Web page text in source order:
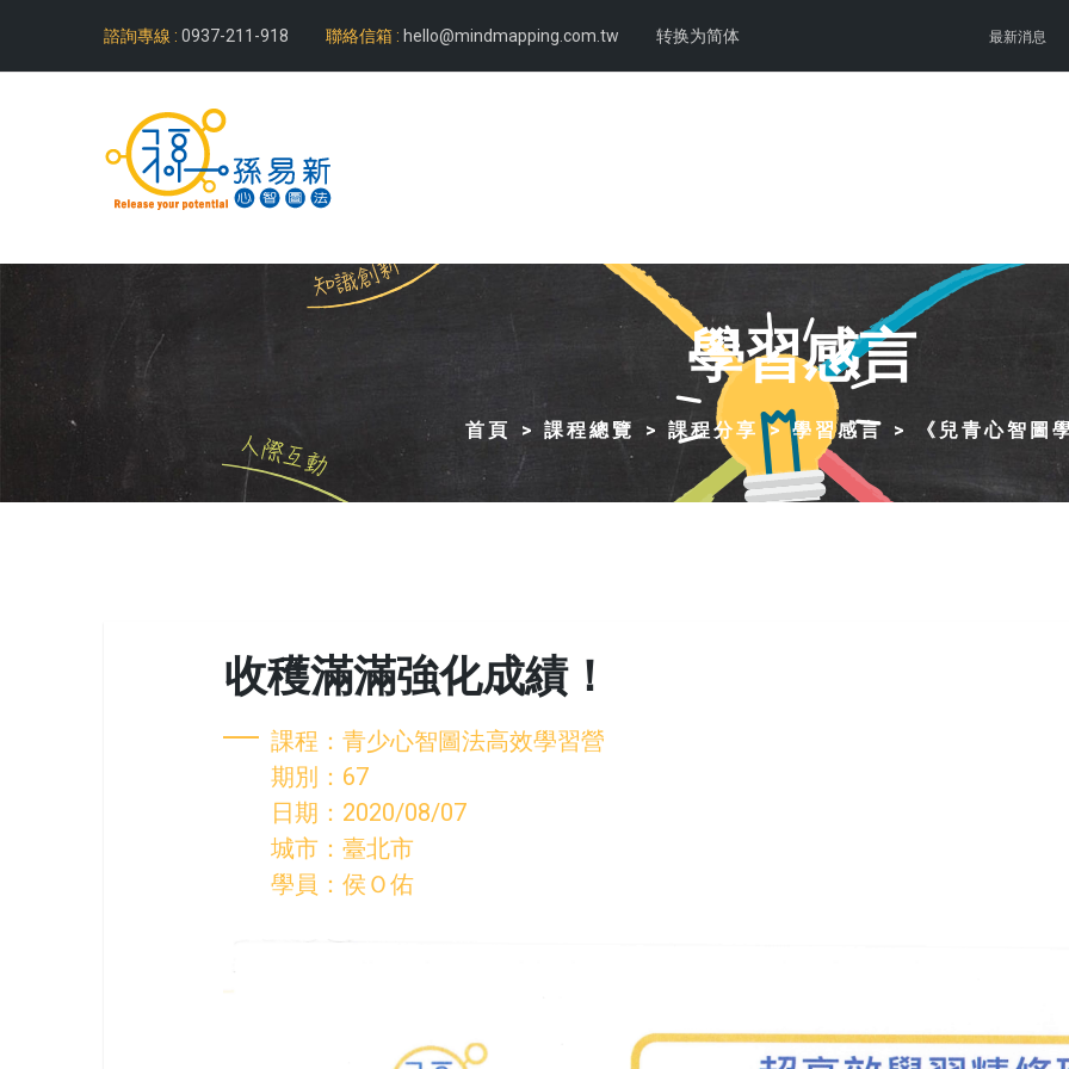
諮詢專線 : 0937-211-918 聯絡信箱 : hello@mindmapping.com.tw 转换为简体 最新消息
學習感言
首頁 課程總覽 課程分享 學習感言 《兒青心智圖
收穫滿滿強化成績！
課程：青少心智圖法高效學習營
期別：67
日期：2020/08/07
城市：臺北市
學員：侯Ｏ佑